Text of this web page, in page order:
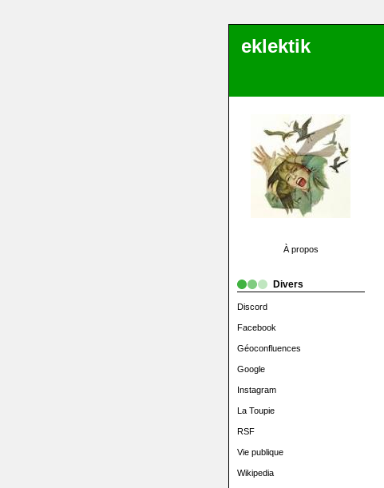
eklektik
À propos
Divers
Discord
Facebook
Géoconfluences
Google
Instagram
La Toupie
RSF
Vie publique
Wikipedia